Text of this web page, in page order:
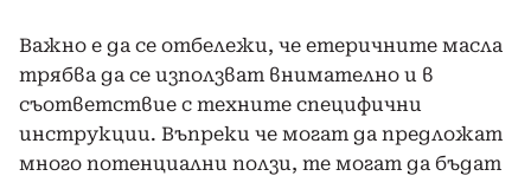
Важно е да се отбележи, че етеричните масла
трябва да се използват внимателно и в
съответствие с техните специфични
инструкции. Въпреки че могат да предложат
много потенциални ползи, те могат да бъдат